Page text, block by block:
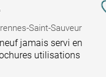
Saint-Sauveur
jamais servi en
utilisations